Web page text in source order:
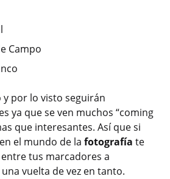
Campo
por lo visto seguirán
ya que se ven muchos “coming
que interesantes. Así que si
el mundo de la fotografía te
tus marcadores a
vuelta de vez en tanto.